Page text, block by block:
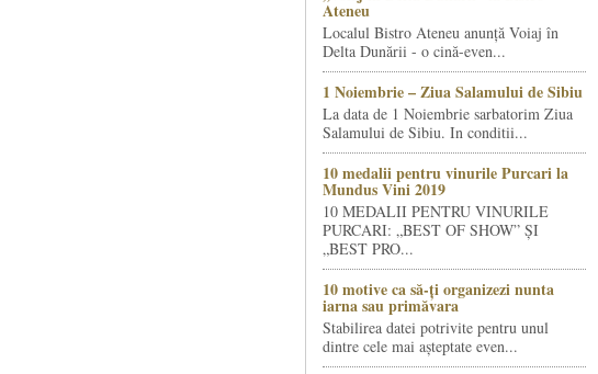
Ateneu
Localul Bistro Ateneu anunță Voiaj în
Delta Dunării - o cină-even...
1 Noiembrie – Ziua Salamului de Sibiu
La data de 1 Noiembrie sarbatorim Ziua
Salamului de Sibiu. In conditii...
10 medalii pentru vinurile Purcari la
Mundus Vini 2019
10 MEDALII PENTRU VINURILE
PURCARI: „BEST OF SHOW” ȘI
„BEST PRO...
10 motive ca să-ți organizezi nunta
iarna sau primăvara
Stabilirea datei potrivite pentru unul
dintre cele mai așteptate even...